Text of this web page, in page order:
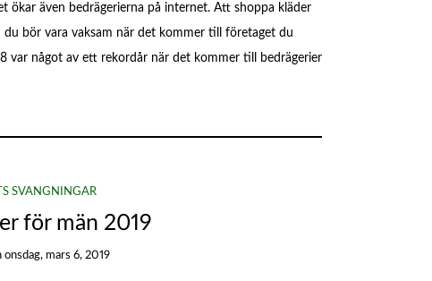
ökar även bedrägerierna på internet. Att shoppa kläder
bör vara vaksam när det kommer till företaget du
var något av ett rekordår när det kommer till bedrägerier
SVÄNGNINGAR
för män 2019
onsdag, mars 6, 2019